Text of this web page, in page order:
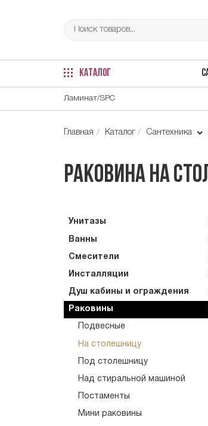
КАТАЛОГ
Ламинат/SPC
Главная Каталог Сантехника
Раковина на
Унитазы
Ванны
Смесители
Инсталляции
Душ кабины и ограждения
Раковины
Подвесные
На столешницу
Под столешницу
Над стиральной машиной
Постаменты
Мини раковины